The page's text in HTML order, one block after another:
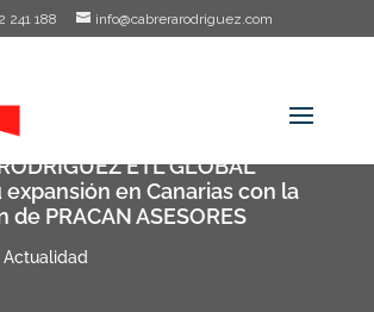
241 188 info@cabrerarodriguez.com
ETL GLOBAL
expansión en Canarias con la
PRACAN ASESORES
Actualidad